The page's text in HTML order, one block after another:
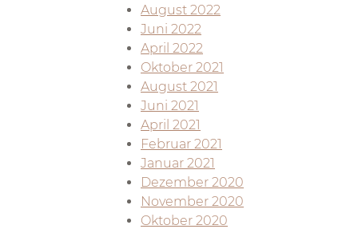
August 2022
Juni 2022
April 2022
Oktober 2021
August 2021
Juni 2021
April 2021
Februar 2021
Januar 2021
Dezember 2020
November 2020
Oktober 2020